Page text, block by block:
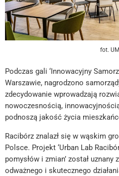
fot.
Podczas gali ‘Innowacyjny
Warszawie, nagrodzono
zdecydowanie wprowadzają
nowoczesnością,
podnoszą jakość życia
Racibórz znalazł się w wąskim
Polsce. Projekt ‘Urban Lab
pomysłów i zmian’ został uznany
odważnego i skutecznego